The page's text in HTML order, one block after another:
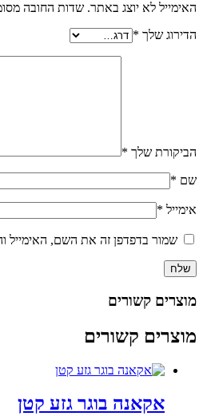
האימייל לא יוצג באתר. שדות החובה
הדירוג שלך *
הביקורת שלך *
שם *
אימייל *
שמור בדפדפן זה את השם, האימייל
מוצרים קשורים
מוצרים קשורים
אקאנה בוגר גזע קטן